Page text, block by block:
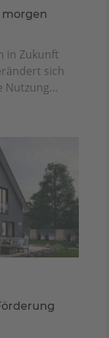
morgen
in Zukunft
sich
Nutzung...